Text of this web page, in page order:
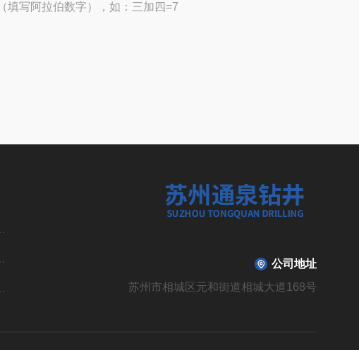
填写阿拉伯数字），如：三加四=7
经验丰富
专业钻井队
别墅用水井
公司地址
苏州市相城区元和街道相城大道168号